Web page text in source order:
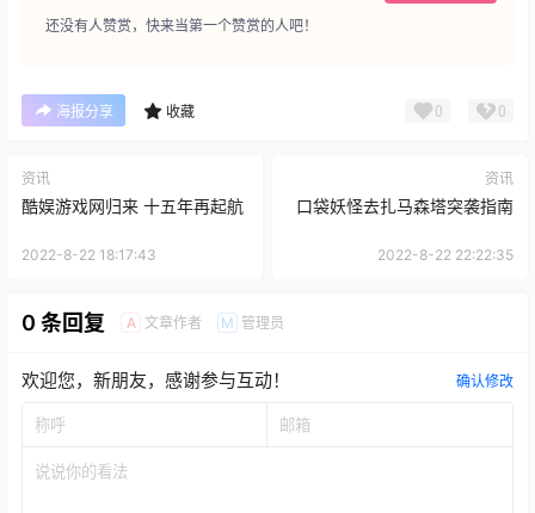
还没有人赞赏，快来当第一个赞赏的人吧！
海报分享 收藏 0 0
资讯
酷娱游戏网归来 十五年再起航
2022-8-22 18:17:43
资讯
口袋妖怪去扎马森塔突袭指南
2022-8-22 22:22:35
0 条回复 A 文章作者 M 管理员
欢迎您，新朋友，感谢参与互动！ 确认修改